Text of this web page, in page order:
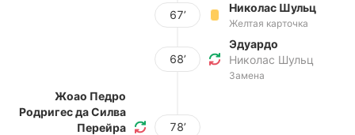
67’
Николас Шульц
Желтая карточка
68’
Эдуардо
Николас Шульц
Замена
Жоао Педро
Родригес да Силва
Перейра
78’